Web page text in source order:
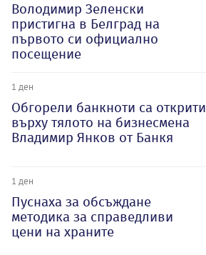
Володимир Зеленски
пристигна в Белград на
първото си официално
посещение
1 ден
Обгорели банкноти са открити
върху тялото на бизнесмена
Владимир Янков от Банкя
1 ден
Пуснаха за обсъждане
методика за справедливи
цени на храните